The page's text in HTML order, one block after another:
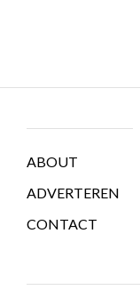
ABOUT
ADVERTEREN
CONTACT